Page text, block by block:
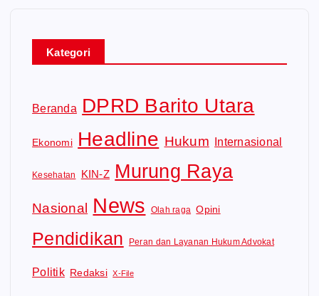
Kategori
Beranda DPRD Barito Utara
Ekonomi Headline Hukum Internasional
Kesehatan KIN-Z Murung Raya
Nasional News Olah raga Opini
Pendidikan Peran dan Layanan Hukum Advokat
Politik Redaksi X-File